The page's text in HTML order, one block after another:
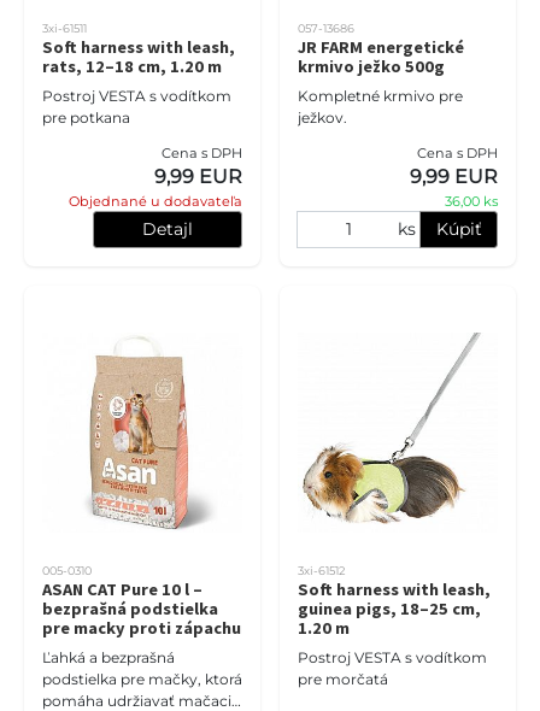
3xi-61511
Soft harness with leash,
rats, 12–18 cm, 1.20 m
Postroj VESTA s vodítkom
pre potkana
Cena s DPH
9,99 EUR
Objednané u dodavateľa
Detajl
057-13686
JR FARM energetické
krmivo ježko 500g
Kompletné krmivo pre
ježkov.
Cena s DPH
9,99 EUR
36,00 ks
ks Kúpiť
005-0310
ASAN CAT Pure 10 l –
bezprašná podstielka
pre macky proti zápachu
Ľahká a bezprašná
podstielka pre mačky, ktorá
pomáha udržiavať mačaciu
3xi-61512
Soft harness with leash,
guinea pigs, 18–25 cm,
1.20 m
Postroj VESTA s vodítkom
pre morčatá